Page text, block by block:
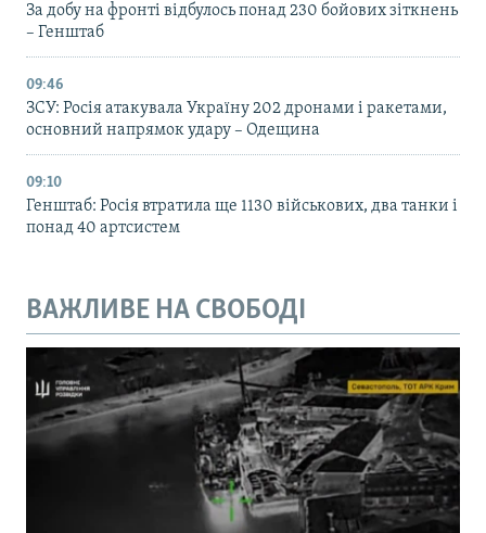
За добу на фронті відбулось понад 230 бойових зіткнень
– Генштаб
09:46
ЗСУ: Росія атакувала Україну 202 дронами і ракетами,
основний напрямок удару – Одещина
09:10
Генштаб: Росія втратила ще 1130 військових, два танки і
понад 40 артсистем
ВАЖЛИВЕ НА СВОБОДІ